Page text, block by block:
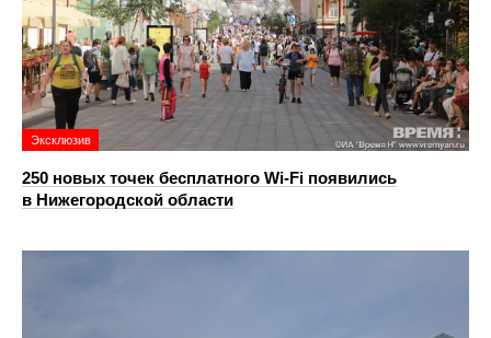
Эксклюзив
250 новых точек бесплатного Wi-Fi появились
в Нижегородской области